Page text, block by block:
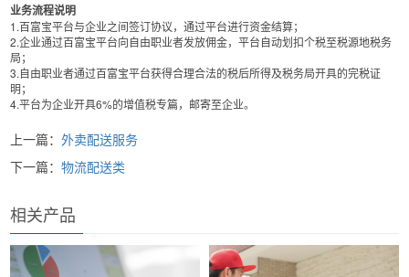
业务流程说明
1.百富宝平台与企业之间签订协议，通过平台进行资金结算；
2.企业通过百富宝平台向自由职业者发放佣金，平台自动划扣个税至税源地税务
局；
3.自由职业者通过百富宝平台获得合理合法的税后所得及税务局开具的完税证
明；
4.平台为企业开具6%的增值税专篇，邮寄至企业。
上一篇：外卖配送服务
下一篇：物流配送类
相关产品